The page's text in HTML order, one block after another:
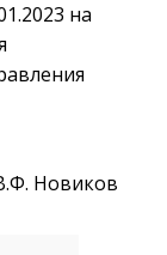
на
Новиков